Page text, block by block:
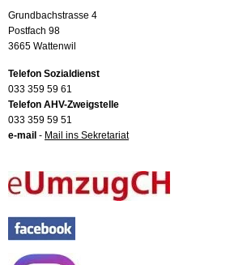
Grundbachstrasse 4
Postfach 98
3665 Wattenwil
Telefon Sozialdienst
033 359 59 61
Telefon AHV-Zweigstelle
033 359 59 51
e-mail - Mail ins Sekretariat